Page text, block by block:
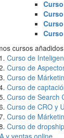
cursos añadidos
Curso de
Curso de
Curso de
Curso de
Curso de Search
Curso de CRO y
Curso de
Curso de
y ventas online